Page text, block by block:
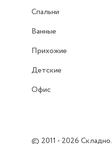
Спальни
Ванные
Прихожие
Детские
Офис
© 2011 - 2026Складно.